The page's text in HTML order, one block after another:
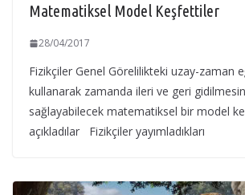
Matematiksel Model Keşfettiler
28/04/2017
Fizikçiler Genel Görelilikteki uzay-zaman
kullanarak zamanda ileri ve geri
sağlayabilecek matematiksel bir model
açıkladılar Fizikçiler yayımladıkları